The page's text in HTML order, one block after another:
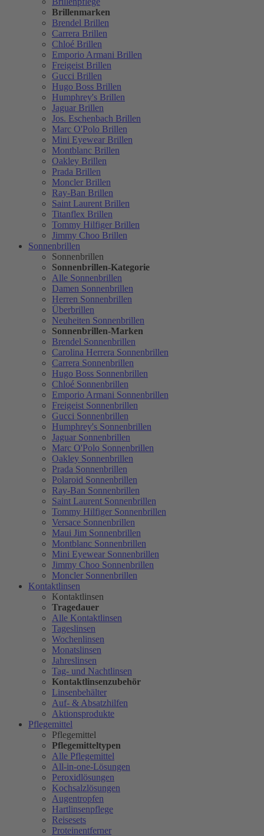
Brillenmarken
Brendel Brillen
Carrera Brillen
Chloé Brillen
Emporio Armani Brillen
Freigeist Brillen
Gucci Brillen
Hugo Boss Brillen
Humphrey's Brillen
Jaguar Brillen
Jos. Eschenbach Brillen
Marc O'Polo Brillen
Mini Eyewear Brillen
Montblanc Brillen
Oakley Brillen
Prada Brillen
Moncler Brillen
Ray-Ban Brillen
Saint Laurent Brillen
Titanflex Brillen
Tommy Hilfiger Brillen
Jimmy Choo Brillen
Sonnenbrillen
Sonnenbrillen
Sonnenbrillen-Kategorie
Alle Sonnenbrillen
Damen Sonnenbrillen
Herren Sonnenbrillen
Überbrillen
Neuheiten Sonnenbrillen
Sonnenbrillen-Marken
Brendel Sonnenbrillen
Carolina Herrera Sonnenbrillen
Carrera Sonnenbrillen
Hugo Boss Sonnenbrillen
Chloé Sonnenbrillen
Emporio Armani Sonnenbrillen
Freigeist Sonnenbrillen
Gucci Sonnenbrillen
Humphrey's Sonnenbrillen
Jaguar Sonnenbrillen
Marc O'Polo Sonnenbrillen
Oakley Sonnenbrillen
Prada Sonnenbrillen
Polaroid Sonnenbrillen
Ray-Ban Sonnenbrillen
Saint Laurent Sonnenbrillen
Tommy Hilfiger Sonnenbrillen
Versace Sonnenbrillen
Maui Jim Sonnenbrillen
Montblanc Sonnenbrillen
Mini Eyewear Sonnenbrillen
Jimmy Choo Sonnenbrillen
Moncler Sonnenbrillen
Kontaktlinsen
Kontaktlinsen
Tragedauer
Alle Kontaktlinsen
Tageslinsen
Wochenlinsen
Monatslinsen
Jahreslinsen
Tag- und Nachtlinsen
Kontaktlinsenzubehör
Linsenbehälter
Auf- & Absatzhilfen
Aktionsprodukte
Pflegemittel
Pflegemittel
Pflegemitteltypen
Alle Pflegemittel
All-in-one-Lösungen
Peroxidlösungen
Kochsalzlösungen
Augentropfen
Hartlinsenpflege
Reisesets
Proteinentferner